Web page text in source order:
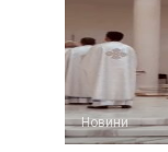
Новини